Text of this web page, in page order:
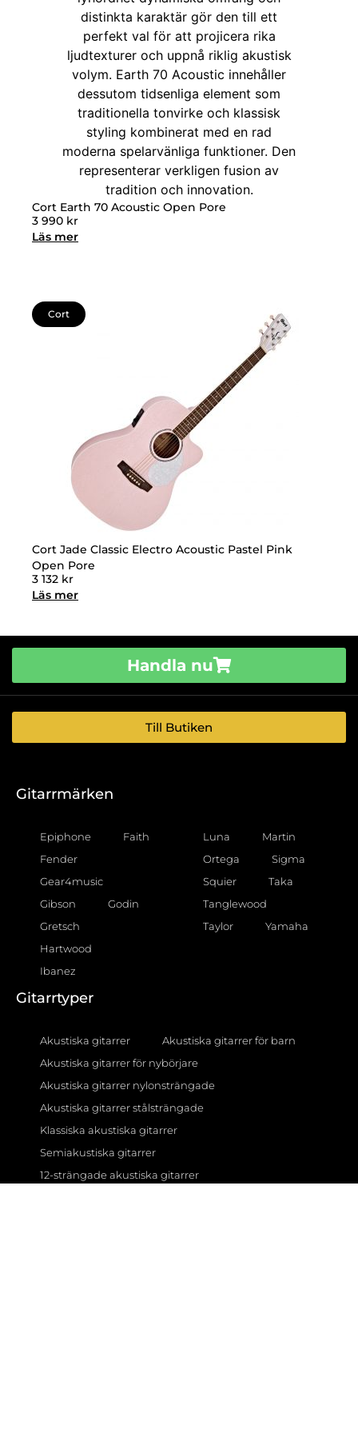
Cort Earth 70 Acoustic Open Pore
3 990 kr
Läs mer
Cort
Cort Jade Classic Electro Acoustic Pastel Pink
Open Pore
3 132 kr
Läs mer
Handla nu
Till Butiken
Gitarrmärken
Epiphone
Faith
Fender
Gear4music
Gibson
Godin
Gretsch
Hartwood
Ibanez
Luna
Martin
Ortega
Sigma
Squier
Taka
Tanglewood
Taylor
Yamaha
Gitarrtyper
Akustiska gitarrer
Akustiska gitarrer för barn
Akustiska gitarrer för nybörjare
Akustiska gitarrer nylonsträngade
Akustiska gitarrer stålsträngade
Klassiska akustiska gitarrer
Semiakustiska gitarrer
12-strängade akustiska gitarrer